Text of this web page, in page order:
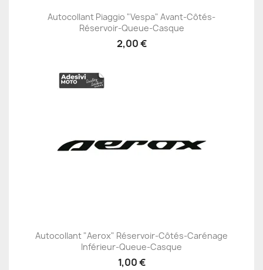
Autocollant Piaggio "Vespa" Avant-Côtés-
Réservoir-Queue-Casque
2,00 €
Autocollant "Aerox" Réservoir-Côtés-Carénage
Inférieur-Queue-Casque
1,00 €